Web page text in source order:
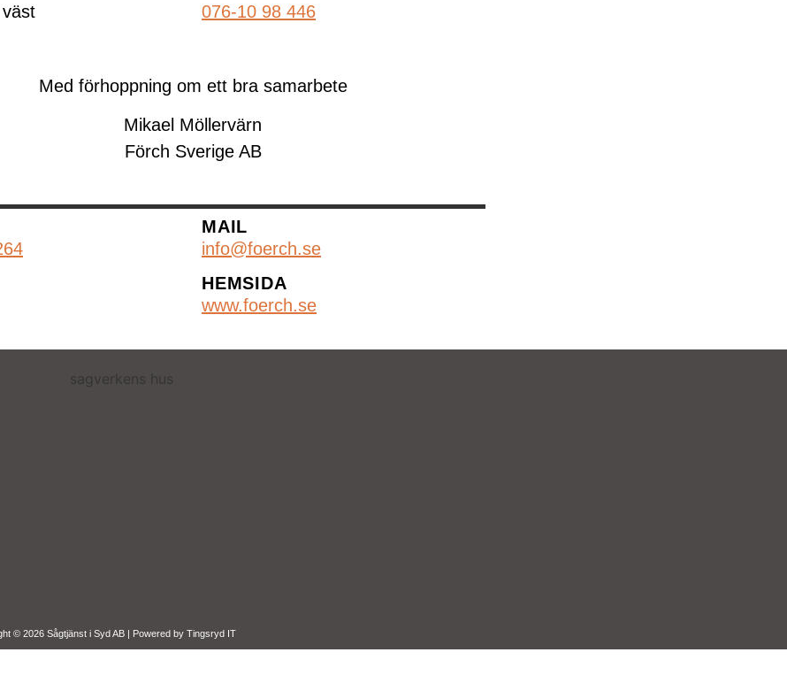
076-10 98 446
Med förhoppning om ett bra samarbete
Mikael Möllervärn
Förch Sverige AB
MAIL
info@foerch.se
HEMSIDA
www.foerch.se
© 2026 Sågtjänst i Syd AB | Powered by Tingsryd IT